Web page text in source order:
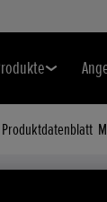
Produktdatenblatt